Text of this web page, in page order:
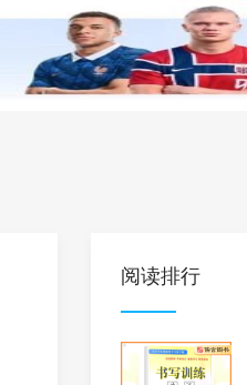
高中英语 英语课程
阅读排行